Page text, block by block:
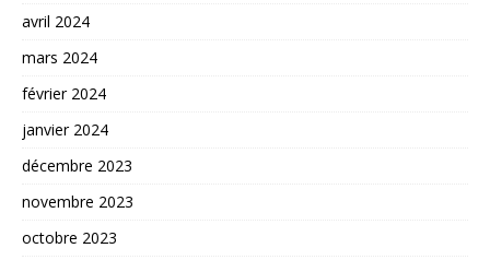
avril 2024
mars 2024
février 2024
janvier 2024
décembre 2023
novembre 2023
octobre 2023